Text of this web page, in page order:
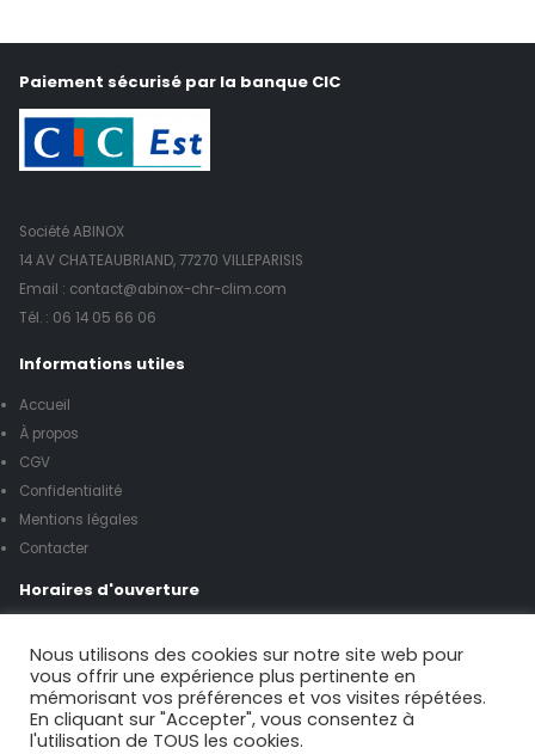
Paiement sécurisé par la banque CIC
Société ABINOX
14 AV CHATEAUBRIAND, 77270 VILLEPARISIS
Email : contact@abinox-chr-clim.com
Tél. : 06 14 05 66 06
Informations utiles
Accueil
À propos
CGV
Confidentialité
Mentions légales
Contacter
Horaires d'ouverture
Samedi de 9h00 à 12h00
Nous utilisons des cookies sur notre site web pour
vous offrir une expérience plus pertinente en
mémorisant vos préférences et vos visites répétées.
En cliquant sur "Accepter", vous consentez à
l'utilisation de TOUS les cookies.